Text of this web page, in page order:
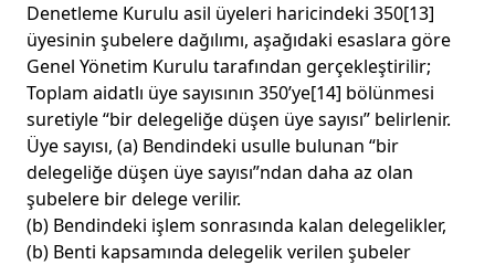
Denetleme Kurulu asil üyeleri haricindeki 350[13]
üyesinin şubelere dağılımı, aşağıdaki esaslara göre
Genel Yönetim Kurulu tarafından gerçekleştirilir;
Toplam aidatlı üye sayısının 350’ye[14] bölünmesi
suretiyle “bir delegeliğe düşen üye sayısı” belirlenir.
Üye sayısı, (a) Bendindeki usulle bulunan “bir
delegeliğe düşen üye sayısı”ndan daha az olan
şubelere bir delege verilir.
(b) Bendindeki işlem sonrasında kalan delegelikler,
(b) Benti kapsamında delegelik verilen şubeler